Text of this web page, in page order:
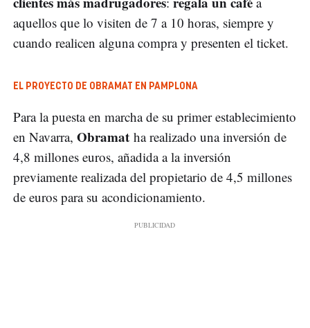
aquellos que lo visiten de 7 a 10 horas, siempre y
cuando realicen alguna compra y presenten el ticket.
EL PROYECTO DE OBRAMAT EN PAMPLONA
Para la puesta en marcha de su primer establecimiento
en Navarra, Obramat ha realizado una inversión de
4,8 millones euros, añadida a la inversión
previamente realizada del propietario de 4,5 millones
de euros para su acondicionamiento.